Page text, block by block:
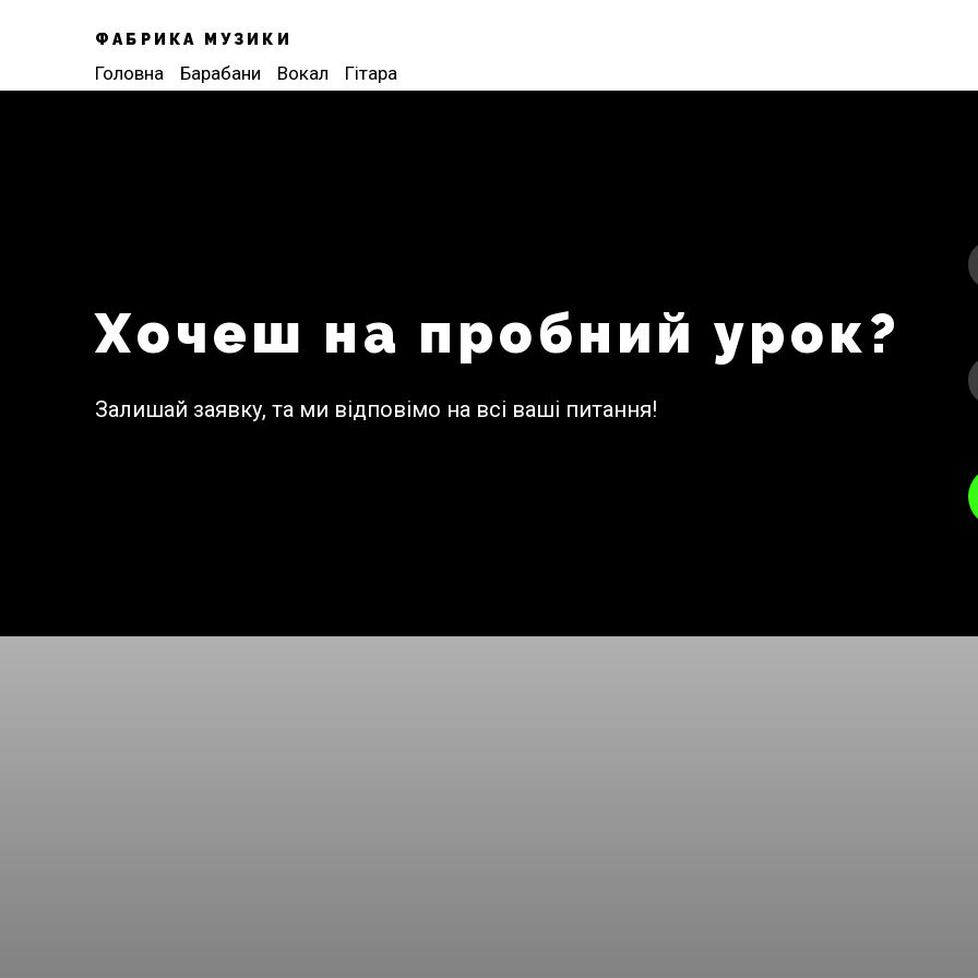
ФАБРИКА МУЗИКИ
Головна Барабани Вокал Гітара
Хочеш на пробний урок?
Залишай заявку, та ми відповімо на всі ваші питання!